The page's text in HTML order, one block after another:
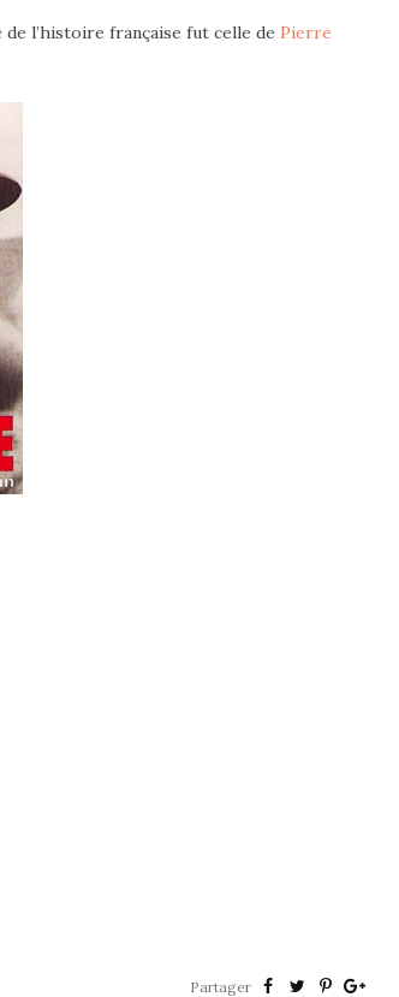
de l’histoire française fut celle de Pierre
Partager